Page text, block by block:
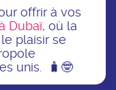
offrir à vos
Dubaï, où la
plaisir se
unis. 🧳🤓